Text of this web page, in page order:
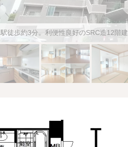
駅徒歩約3分。利便性良好のSRC造12階建